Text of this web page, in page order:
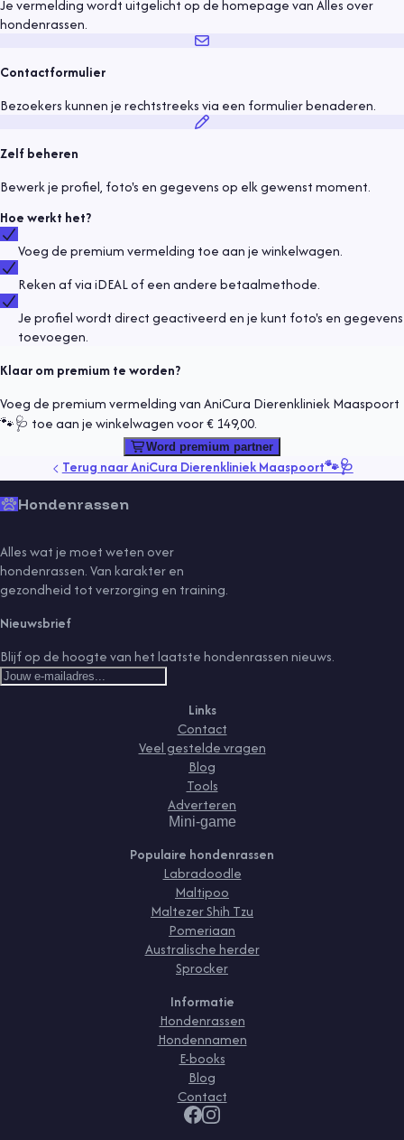
Je vermelding wordt uitgelicht op de homepage van Alles over
hondenrassen.
Contactformulier
Bezoekers kunnen je rechtstreeks via een formulier benaderen.
Zelf beheren
Bewerk je profiel, foto's en gegevens op elk gewenst moment.
Hoe werkt het?
Voeg de premium vermelding toe aan je winkelwagen.
Reken af via iDEAL of een andere betaalmethode.
Je profiel wordt direct geactiveerd en je kunt foto's en gegevens
toevoegen.
Klaar om premium te worden?
Voeg de premium vermelding van AniCura Dierenkliniek Maaspoort
🐾🩺 toe aan je winkelwagen voor € 149,00.
Word premium partner
Terug naarAniCura Dierenkliniek Maaspoort🐾🩺
Hondenrassen
Alles wat je moet weten over
hondenrassen. Van karakter en
gezondheid tot verzorging en training.
Nieuwsbrief
Blijf op de hoogte van het laatste hondenrassen nieuws.
Links
Contact
Veel gestelde vragen
Blog
Tools
Adverteren
Mini-game
Populaire hondenrassen
Labradoodle
Maltipoo
Maltezer Shih Tzu
Pomeriaan
Australische herder
Sprocker
Informatie
Hondenrassen
Hondennamen
E-books
Blog
Contact